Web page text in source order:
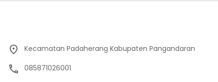
Kecamatan Padaherang Kabupaten Pangandaran
085871026001